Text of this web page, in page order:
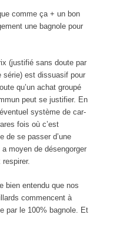
comme ça + un bon
une bagnole pour
(justifié sans doute par
série) est dissuasif pour
qu’un achat groupé
peut se justifier. En
système de car-
fois où c’est
de se passer d’une
moyen de désengorger
bien entendu que nos
commencent à
par le 100% bagnole. Et